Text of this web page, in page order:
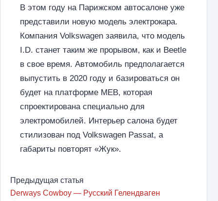
В этом году на Парижском автосалоне уже
представили новую модель электрокара.
Компания Volkswagen заявила, что модель
I.D. станет таким же прорывом, как и Beetle
в свое время. Автомобиль предполагается
выпустить в 2020 году и базироваться он
будет на платформе MEB, которая
спроектирована специально для
электромобилей. Интерьер салона будет
стилизован под Volkswagen Passat, а
габариты повторят «Жук».
Предыдущая статья
Derways Cowboy — Русский Гелендваген